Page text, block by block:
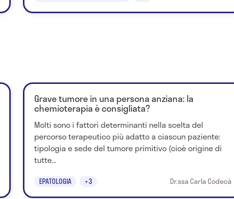
Grave tumore in una persona anziana: la
chemioterapia è consigliata?
Molti sono i fattori determinanti nella scelta del
percorso terapeutico più adatto a ciascun paziente:
tipologia e sede del tumore primitivo (cioè origine di
tutte...
EPATOLOGIA +3 Dr.ssa Carla Codecà